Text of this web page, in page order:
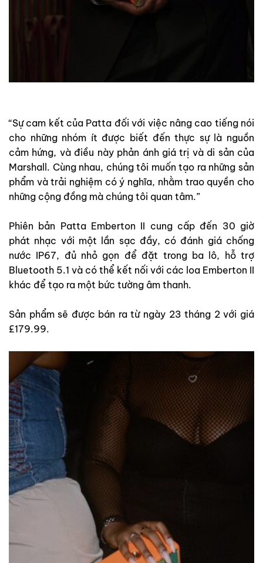
“Sự cam kết của Patta đối với việc nâng cao tiếng nói
cho những nhóm ít được biết đến thực sự là nguồn
cảm hứng, và điều này phản ánh giá trị và di sản của
Marshall. Cùng nhau, chúng tôi muốn tạo ra những sản
phẩm và trải nghiệm có ý nghĩa, nhằm trao quyền cho
những cộng đồng mà chúng tôi quan tâm.”
Phiên bản Patta Emberton II cung cấp đến 30 giờ
phát nhạc với một lần sạc đầy, có đánh giá chống
nước IP67, đủ nhỏ gọn để đặt trong ba lô, hỗ trợ
Bluetooth 5.1 và có thể kết nối với các loa Emberton II
khác để tạo ra một bức tường âm thanh.
Sản phẩm sẽ được bán ra từ ngày 23 tháng 2 với giá
£179.99.